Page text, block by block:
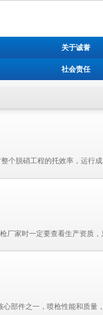
关于诚誉
社会责任